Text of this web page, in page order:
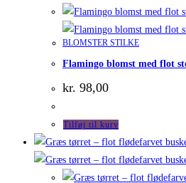
BLOMSTER STILKE
Flamingo blomst med flot
kr. 98,00
Tilføj til kurv